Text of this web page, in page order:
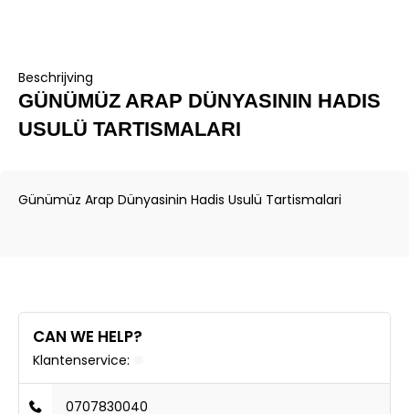
Beschrijving
GÜNÜMÜZ ARAP DÜNYASININ HADIS
USULÜ TARTISMALARI
Günümüz Arap Dünyasinin Hadis Usulü Tartismalari
CAN WE HELP?
Klantenservice:
0707830040